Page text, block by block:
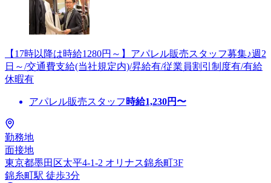
【17時以降は時給1280円～】アパレル販売スタッフ募集♪週2
日～/交通費支給(当社規定内)/昇給有/従業員割引制度有/有給
休暇有
アパレル販売スタッフ 時給1,230円〜
勤務地
面接地
東京都墨田区太平4-1-2 オリナス錦糸町3F
錦糸町駅 徒歩3分